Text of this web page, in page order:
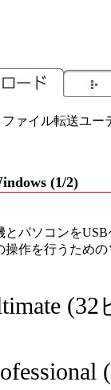
ファイル転送ユー
(1/2)
パソコンを
作を行うため